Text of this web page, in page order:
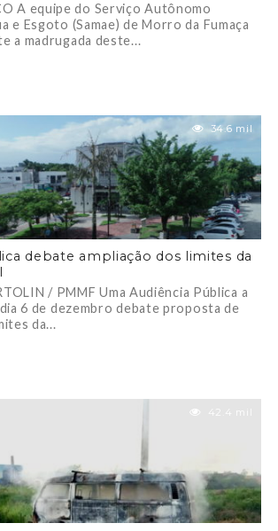
A equipe do Serviço Autônomo
e Esgoto (Samae) de Morro da Fumaça
a madrugada deste...
34.6 mil
debate ampliação dos limites da
/ PMMF Uma Audiência Pública a
6 de dezembro debate proposta de
da...
42.4 mil